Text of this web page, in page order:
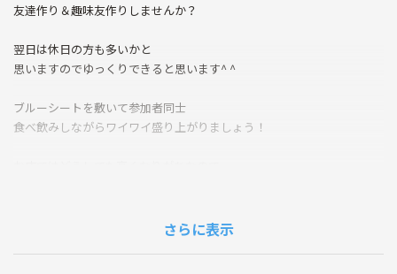
友達作り＆趣味友作りしませんか？
翌日は休日の方も多いかと
思いますのでゆっくりできると思います^ ^
ブルーシートを敷いて参加者同士
食べ飲みしながらワイワイ盛り上がりましょう！
さらに表示